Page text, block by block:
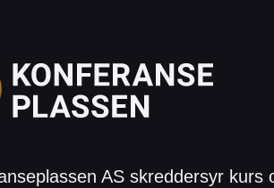
AS skreddersyr kurs